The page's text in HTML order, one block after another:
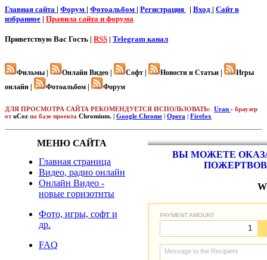
Главная сайта | Форум | Фотоальбом | Регистрация | Вход | Cайт в
избранное | Правила сайта и форума
Приветствую Вас Гость | RSS | Telegram канал
Фильмы | Онлайн Видео | Софт | Новости и Статьи |
Игры
онлайн |
Фотоальбом | Форум
ДЛЯ ПРОСМОТРА САЙТА РЕКОМЕНДУЕТСЯ ИСПОЛЬЗОВАТЬ: Uran - браузер
отuCoz на базе проекта Chromium. | Google Chrome | Opera | Firefox
МЕНЮ САЙТА
Главная страница
Видео, радио онлайн
Онлайн Видео -
новые горизотнты
Фото, игры, софт и
др.
FAQ
ВЫ МОЖЕТЕ